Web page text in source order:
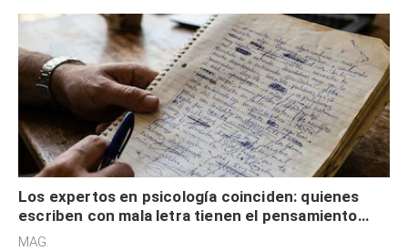
Los expertos en psicología coinciden: quienes
escriben con mala letra tienen el pensamiento
acelerado y no lo hacen por desinterés
MAG.